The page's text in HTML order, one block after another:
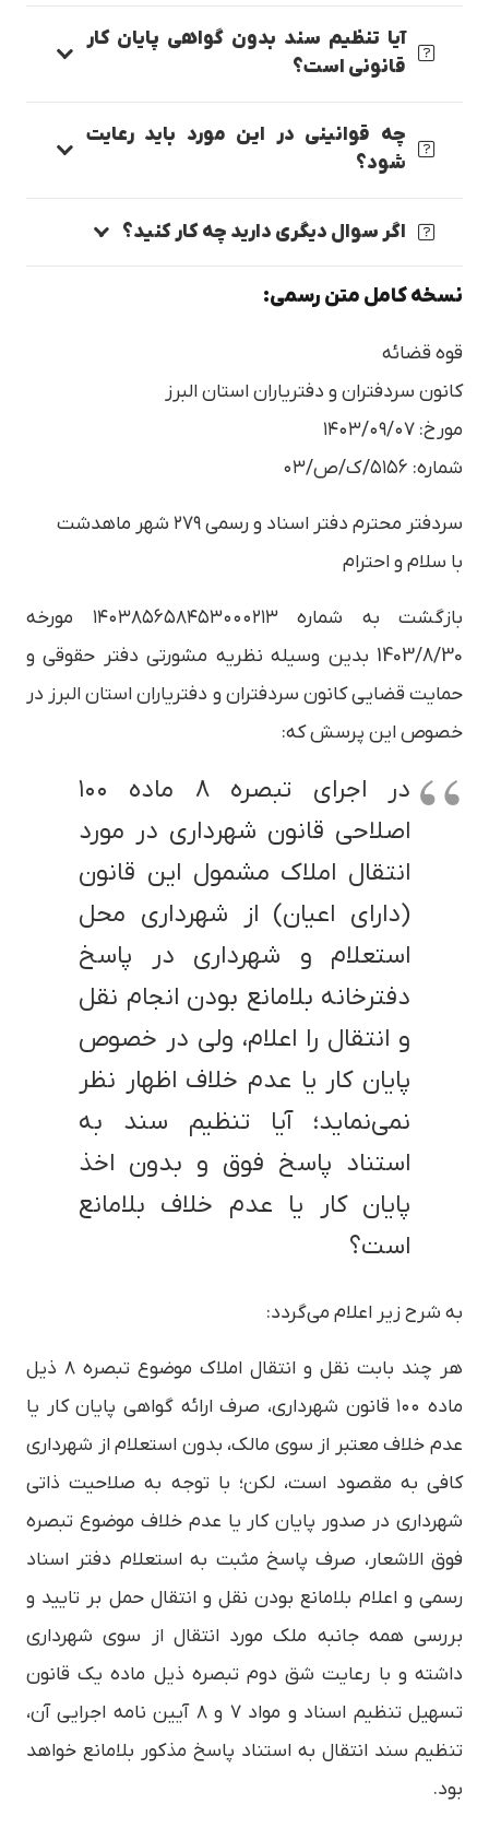
آیا تنظیم سند بدون گواهی پایان کار
قانونی است؟
چه قوانینی در این مورد باید رعایت
شود؟
اگر سوال دیگری دارید چه کار کنید؟
نسخه کامل متن رسمی:
قوه قضائه
کانون سردفتران و دفتریاران استان البرز
مورخ: ۱۴۰۳/۰۹/۰۷
شماره: ۵۱۵۶/ک/ص/۰۳
سردفتر محترم دفتر اسناد و رسمی ۲۷۹ شهر ماهدشت
با سلام و احترام
بازگشت به شماره ۱۴۰۳۸۵۶۵۸۴۵۳۰۰۰۲۱۳ مورخه
1403/8/30 بدین وسیله نظریه مشورتی دفتر حقوقی و
حمایت قضایی کانون سردفتران و دفتریاران استان البرز در
خصوص این پرسش که:
در اجرای تبصره ۸ ماده ۱۰۰
اصلاحی قانون شهرداری در مورد
انتقال املاک مشمول این قانون
(دارای اعیان) از شهرداری محل
استعلام و شهرداری در پاسخ
دفترخانه بلامانع بودن انجام نقل
و انتقال را اعلام، ولی در خصوص
پایان کار یا عدم خلاف اظهار نظر
نمی‌نماید؛ آیا تنظیم سند به
استناد پاسخ فوق و بدون اخذ
پایان کار یا عدم خلاف بلامانع
است؟
به شرح زیر اعلام می‌گردد:
هر چند بابت نقل و انتقال املاک موضوع تبصره ۸ ذیل
ماده ۱۰۰ قانون شهرداری، صرف ارائه گواهی پایان کار یا
عدم خلاف معتبر از سوی مالک، بدون استعلام از شهرداری
کافی به مقصود است، لکن؛ با توجه به صلاحیت ذاتی
شهرداری در صدور پایان کار یا عدم خلاف موضوع تبصره
فوق الاشعار، صرف پاسخ مثبت به استعلام دفتر اسناد
رسمی و اعلام بلامانع بودن نقل و انتقال حمل بر تایید و
بررسی همه جانبه ملک مورد انتقال از سوی شهرداری
داشته و با رعایت شق دوم تبصره ذیل ماده یک قانون
تسهیل تنظیم اسناد و مواد ۷ و ۸ آیین نامه اجرایی آن،
تنظیم سند انتقال به استناد پاسخ مذکور بلامانع خواهد
بود.